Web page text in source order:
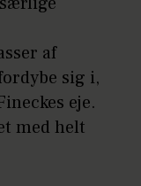
af
sig i,
eje.
med helt